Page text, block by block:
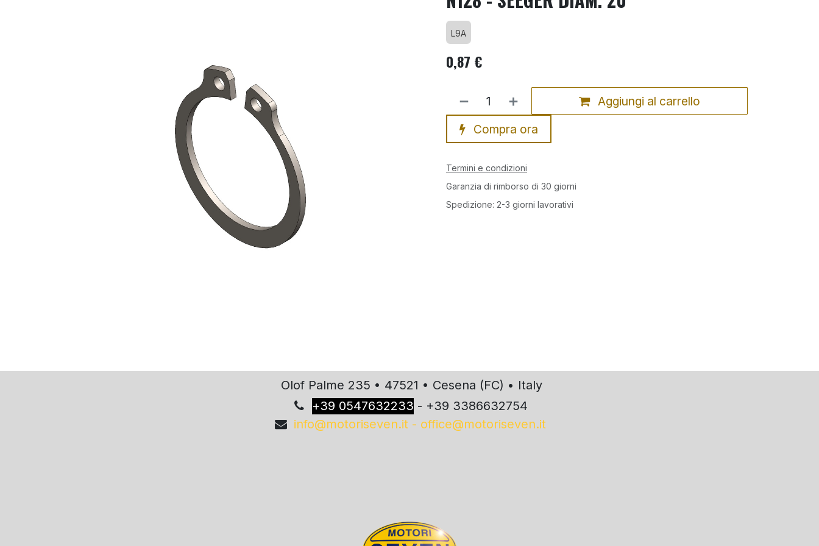
L9A
0,87 €
Aggiungi al carrello
Compra ora
Termini e condizioni
Garanzia di rimborso di 30 giorni
Spedizione: 2-3 giorni lavorativi
Olof Palme 235 • 47521 • Cesena (FC) • Italy
+39 0547632233 - +39 3386632754
info@motoriseven.it - office@motoriseven.it